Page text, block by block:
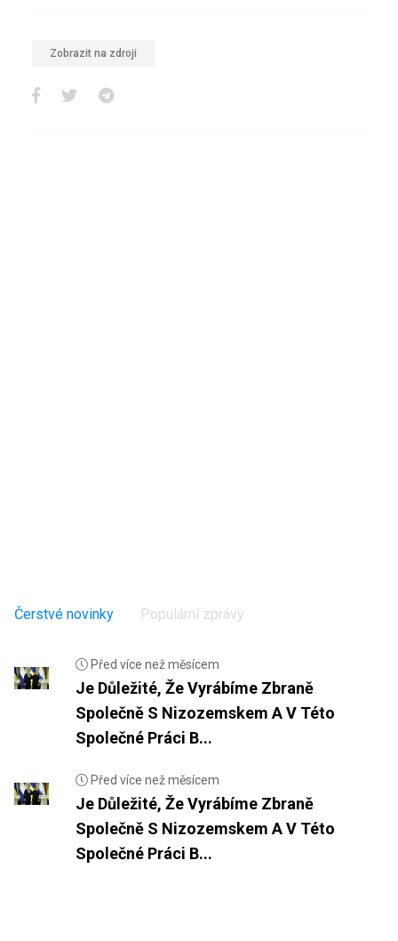
Zobrazit na zdroji
Čerstvé novinky Populární zprávy
Před více než měsícem
Je Důležité, Že Vyrábíme Zbraně
Společně S Nizozemskem A V Této
Společné Práci B...
Před více než měsícem
Je Důležité, Že Vyrábíme Zbraně
Společně S Nizozemskem A V Této
Společné Práci B...